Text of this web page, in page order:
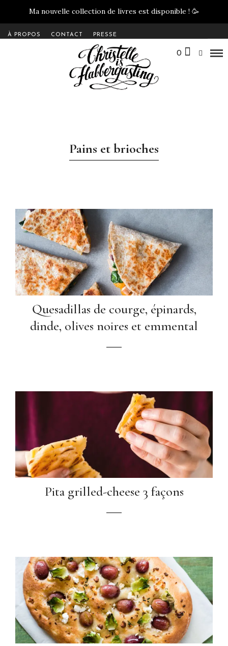
Ma nouvelle collection de livres est disponible ! 🥳
À PROPOS CONTACT PRESSE
0
Pains et brioches
Quesadillas de courge, épinards,
dinde, olives noires et emmental
Pita grilled-cheese 3 façons